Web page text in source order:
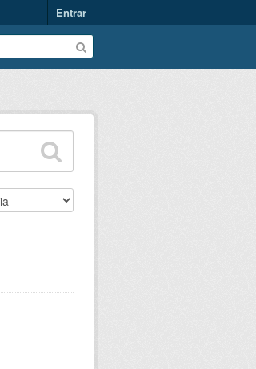
Entrar